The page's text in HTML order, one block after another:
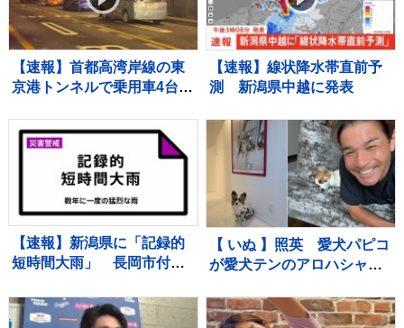
【速報】首都高湾岸線の東
京港トンネルで乗用車4台が
が 東京・品川区
【速報】線状降水帯直前予
測 新潟県中越に発表
【速報】新潟県に「記録的
短時間大雨」 長岡市付近
な雨 災害警戒 8日15:28時
点
【 いぬ 】照英 愛犬パピコ
が愛犬テンのアロハシャツ
ズ！」 ポスターとの2ショ
ットにフォロワー「愛が受